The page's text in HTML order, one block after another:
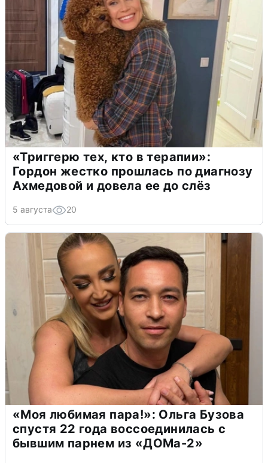
«Триггерю тех, кто в терапии»:
Гордон жестко прошлась по диагнозу
Ахмедовой и довела ее до слёз
5 августа 20
«Моя любимая пара!»: Ольга Бузова
спустя 22 года воссоединилась с
бывшим парнем из «ДОМа-2»